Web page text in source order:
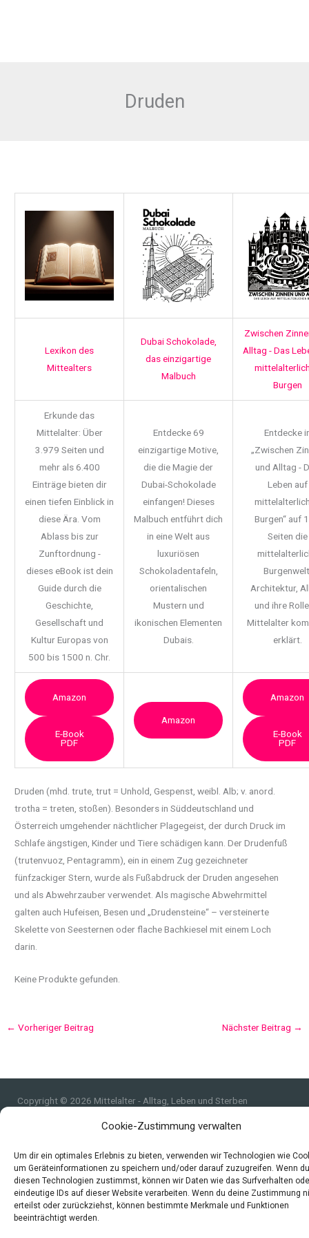
Cookie-Zustimmung verwalten
Um dir ein optimales Erlebnis zu bieten, verwenden wir Technologien wie
um Geräteinformationen zu speichern und/oder darauf zuzugreifen. Wenn du
diesen Technologien zustimmst, können wir Daten wie das Surfverhalten
eindeutige IDs auf dieser Website verarbeiten. Wenn du deine Zustimmung
erteilst oder zurückziehst, können bestimmte Merkmale und Funktionen
beeinträchtigt werden.
Druden
Lexikon des
Mittealters
Dubai Schokolade,
das einzigartige
Malbuch
Zwischen
Alltag - Das
Burgen
Erkunde das
Mittelalter: Über
3.979 Seiten und
mehr als 6.400
Einträge bieten dir
einen tiefen Einblick in
diese Ära. Vom
Ablass bis zur
Zunftordnung -
dieses eBook ist dein
Guide durch die
Geschichte,
Gesellschaft und
Kultur Europas von
500 bis 1500 n. Chr.
Entdecke 69
einzigartige Motive,
die die Magie der
Dubai-Schokolade
einfangen! Dieses
Malbuch entführt dich
in eine Welt aus
luxuriösen
Schokoladentafeln,
orientalischen
Mustern und
ikonischen Elementen
Dubais.
Entdecke
„Zwischen
und Alltag -
Leben auf
Burgen“ auf
Seiten die
Architektur,
und ihre
Mittelalter
erklärt.
Amazon
E-Book
PDF
Amazon
Amazon
E-Book
PDF
Druden (mhd. trute, trut = Unhold, Gespenst, weibl. Alb; v. anord.
trotha = treten, stoßen).Besonders in Süddeutschland und
Österreich umgehender nächtlicher Plagegeist, der durch Druck im
Schlafe ängstigen, Kinder und Tiere schädigen kann. Der Drudenfuß
(trutenvuoz, Pentagramm), ein in einem Zug gezeichneter
fünfzackiger Stern, wurde als Fußabdruck der Druden angesehen
und als Abwehrzauber verwendet. Als magische Abwehrmittel
galten auch Hufeisen, Besen und „Drudensteine“ – versteinerte
Skelette von Seesternen oder flache Bachkiesel mit einem Loch
darin.
Keine Produkte gefunden.
← Vorheriger Beitrag Nächster Beitrag →
Copyright © 2026 Mittelalter - Alltag, Leben und Sterben
Impressum
Quellen
Index